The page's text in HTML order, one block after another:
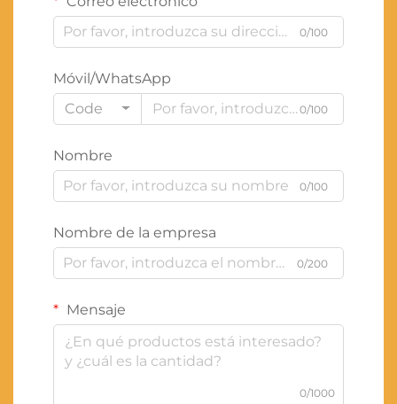
0/100
Móvil/WhatsApp
Code
0/100
Nombre
0/100
Nombre de la empresa
0/200
Mensaje
0/1000